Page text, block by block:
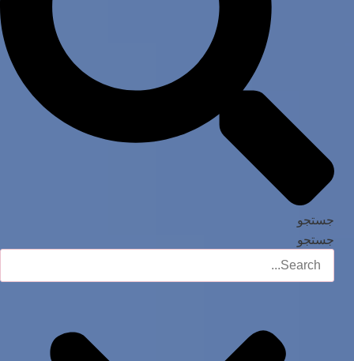
جستجو
جستجو